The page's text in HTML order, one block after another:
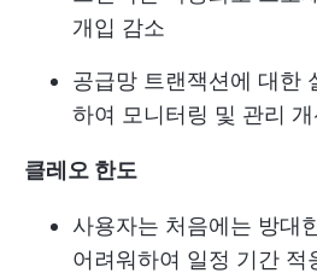
개입 감소
공급망 트랜잭션에 대한
하여 모니터링 및 관리 개
클레오 한도
사용자는 처음에는 방대
어려워하여 일정 기간 적